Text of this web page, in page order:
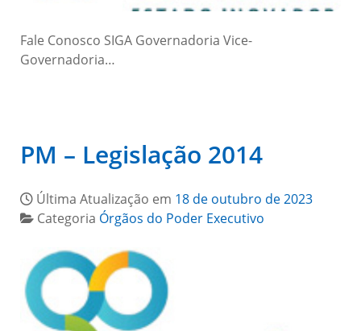
Fale Conosco SIGA Governadoria Vice-
Governadoria…
PM – Legislação 2014
Última Atualização em 18 de outubro de 2023
Categoria Órgãos do Poder Executivo